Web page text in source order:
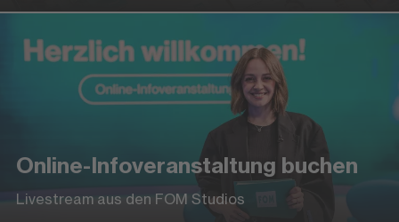
Online-Infoveranstaltung buchen
Livestream aus den FOM Studios